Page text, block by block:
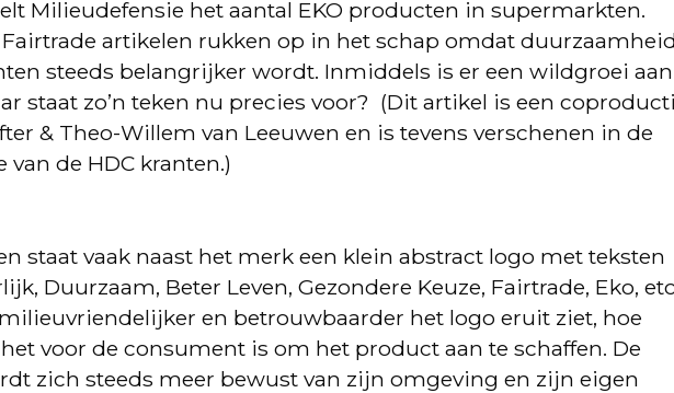
Milieudefensie het aantal EKO producten in supermarkten.
artikelen rukken op in het schap omdat
steeds belangrijker wordt. Inmiddels is er een wildgroei aan
staat zo’n teken nu precies voor? (Dit artikel is een
& Theo-Willem van Leeuwen en is tevens verschenen in de
de HDC kranten.)
staat vaak naast het merk een klein abstract logo met teksten
Duurzaam, Beter Leven, Gezondere Keuze, Fairtrade, Eko,
en betrouwbaarder het logo eruit ziet, hoe
voor de consument is om het product aan te schaffen. De
zich steeds meer bewust van zijn omgeving en zijn eigen